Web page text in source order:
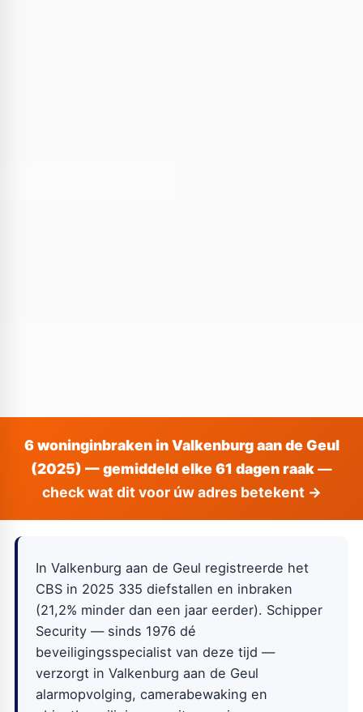
6 woninginbraken in Valkenburg aan de Geul
(2025) — gemiddeld elke 61 dagen raak—
check wat dit voor úw adres betekent →
In Valkenburg aan de Geul registreerde het
CBS in 2025 335 diefstallen en inbraken
(21,2% minder dan een jaar eerder). Schipper
Security — sinds 1976 dé
beveiligingsspecialist van deze tijd —
verzorgt in Valkenburg aan de Geul
alarmopvolging, camerabewaking en